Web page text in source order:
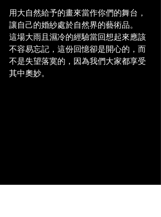
用大自然給予的畫來當作你們的舞台，
讓自己的婚紗處於自然界的藝術品。
這場大雨且濕冷的經驗當回想起來應該
不容易忘記，這份回憶卻是開心的，而
不是失望落寞的，因為我們大家都享受
其中奧妙。